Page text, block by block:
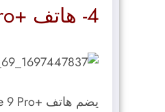
4- هاتف +Realme 9 Pro:
يضم هاتف +Realme 9 Pro شاشة من نوع (